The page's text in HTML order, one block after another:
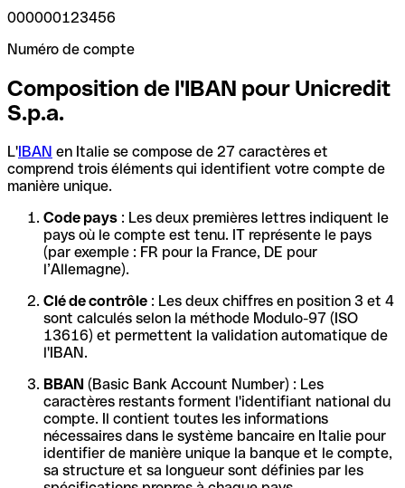
000000123456
Numéro de compte
Composition de l'IBAN pour Unicredit
S.p.a.
L'IBAN en Italie se compose de 27 caractères et
comprend trois éléments qui identifient votre compte de
manière unique.
Code pays : Les deux premières lettres indiquent le
pays où le compte est tenu. IT représente le pays
(par exemple : FR pour la France, DE pour
l’Allemagne).
Clé de contrôle : Les deux chiffres en position 3 et 4
sont calculés selon la méthode Modulo-97 (ISO
13616) et permettent la validation automatique de
l'IBAN.
BBAN (Basic Bank Account Number) : Les
caractères restants forment l'identifiant national du
compte. Il contient toutes les informations
nécessaires dans le système bancaire en Italie pour
identifier de manière unique la banque et le compte,
sa structure et sa longueur sont définies par les